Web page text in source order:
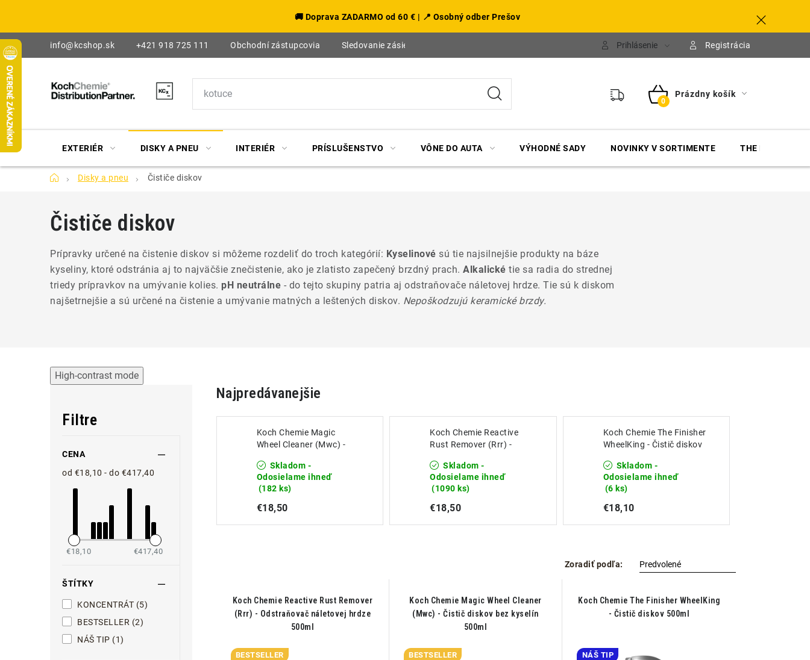
obsah
🚚 Doprava ZADARMO od 60 € | 📍 Osobný odber Prešov
info@kcshop.sk +421 918 725 111 Obchodní zástupcovia Sledovanie zásielky Prihlásenie Registrácia
NÁKUPNÝ
Prázdny košík
EXTERIÉR DISKY A PNEU INTERIÉR PRÍSLUŠENSTVO VÔNE DO AUTA VÝHODNÉ SADY NOVINKY V SORTIMENTE THE FINISHER
DomovDisky a pneu Čističe diskov
Čističe diskov
Prípravky určené na čistenie diskov si môžeme rozdeliť do troch kategórií: Kyselinové sú tie najsilnejšie produkty na báze
kyseliny, ktoré odstránia aj to najväčšie znečistenie, ako je zlatisto zapečený brzdný prach. Alkalické tie sa radia do strednej
triedy prípravkov na umývanie kolies. pH neutrálne - do tejto skupiny patria aj odstraňovače náletovej hrdze. Tie sú k diskom
najšetrnejšie a sú určené na čistenie a umývanie matných a leštených diskov. Nepoškodzujú keramické brzdy.
High-contrast mode
Filtre
CENA
od €18,10 - do €417,40
€18,10 €417,40
ŠTÍTKY
KONCENTRÁT (5)
BESTSELLER (2)
NÁŠ TIP (1)
Najpredávanejšie
Koch Chemie Magic
Wheel Cleaner (Mwc) -
500mlSkladom -
Odosielame ihneď
(182 ks)
€18,50
Koch Chemie Reactive
Rust Remover (Rrr) -
hrdze 500ml
Skladom -
Odosielame ihneď
(1090 ks)
€18,50
Koch Chemie The Finisher
WheelKing - Čistič diskov
Skladom -
Odosielame ihneď
(6 ks)
€18,10
Zoradiť podľa:
Koch Chemie Reactive Rust Remover
(Rrr) - Odstraňovač náletovej hrdze
500ml
BESTSELLER
Koch Chemie Magic Wheel Cleaner
(Mwc) - Čistič diskov bez kyselín
500ml
BESTSELLER
Koch Chemie The Finisher WheelKing
- Čistič diskov 500ml
NÁŠ TIP